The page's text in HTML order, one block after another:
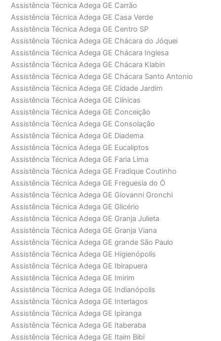
Assistência Técnica Adega GE Carrão
Assistência Técnica Adega GE Casa Verde
Assistência Técnica Adega GE Centro SP
Assistência Técnica Adega GE Chácara do Jóquei
Assistência Técnica Adega GE Chácara Inglesa
Assistência Técnica Adega GE Chácara Klabin
Assistência Técnica Adega GE Chácara Santo Antonio
Assistência Técnica Adega GE Cidade Jardim
Assistência Técnica Adega GE Clínicas
Assistência Técnica Adega GE Conceição
Assistência Técnica Adega GE Consolação
Assistência Técnica Adega GE Diadema
Assistência Técnica Adega GE Eucaliptos
Assistência Técnica Adega GE Faria Lima
Assistência Técnica Adega GE Fradique Coutinho
Assistência Técnica Adega GE Freguesia do Ó
Assistência Técnica Adega GE Giovanni Gronchi
Assistência Técnica Adega GE Glicério
Assistência Técnica Adega GE Granja Julieta
Assistência Técnica Adega GE Granja Viana
Assistência Técnica Adega GE grande São Paulo
Assistência Técnica Adega GE Higienópolis
Assistência Técnica Adega GE Ibirapuera
Assistência Técnica Adega GE Imirim
Assistência Técnica Adega GE Indianópolis
Assistência Técnica Adega GE Interlagos
Assistência Técnica Adega GE Ipiranga
Assistência Técnica Adega GE Itaberaba
Assistência Técnica Adega GE Itaim Bibi